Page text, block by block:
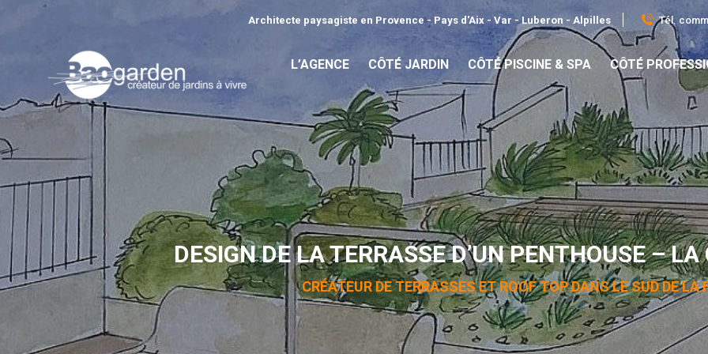
Architecte paysagiste en Provence - Pays d'Aix - Var - Luberon - Alpilles Tél.
L’AGENCE CÔTÉ JARDIN CÔTÉ PISCINE & SPA CÔTÉ
DESIGN DE LA TERRASSE D’UN PENTHOUSE –
CRÉATEUR DE TERRASSES ET ROOF TOP DANS LE SUD DE LA